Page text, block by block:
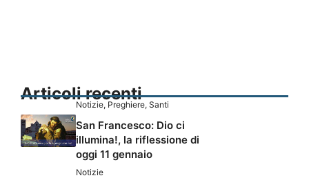
Articoli recenti
Notizie, Preghiere, Santi
San Francesco: Dio ci
illumina!, la riflessione di
oggi 11 gennaio
Notizie